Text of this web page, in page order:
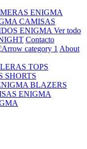
ENIGMA
CAMISAS
ENIGMA Ver todo
Contacto
About
TOPS
SHORTS
BLAZERS
ENIGMA